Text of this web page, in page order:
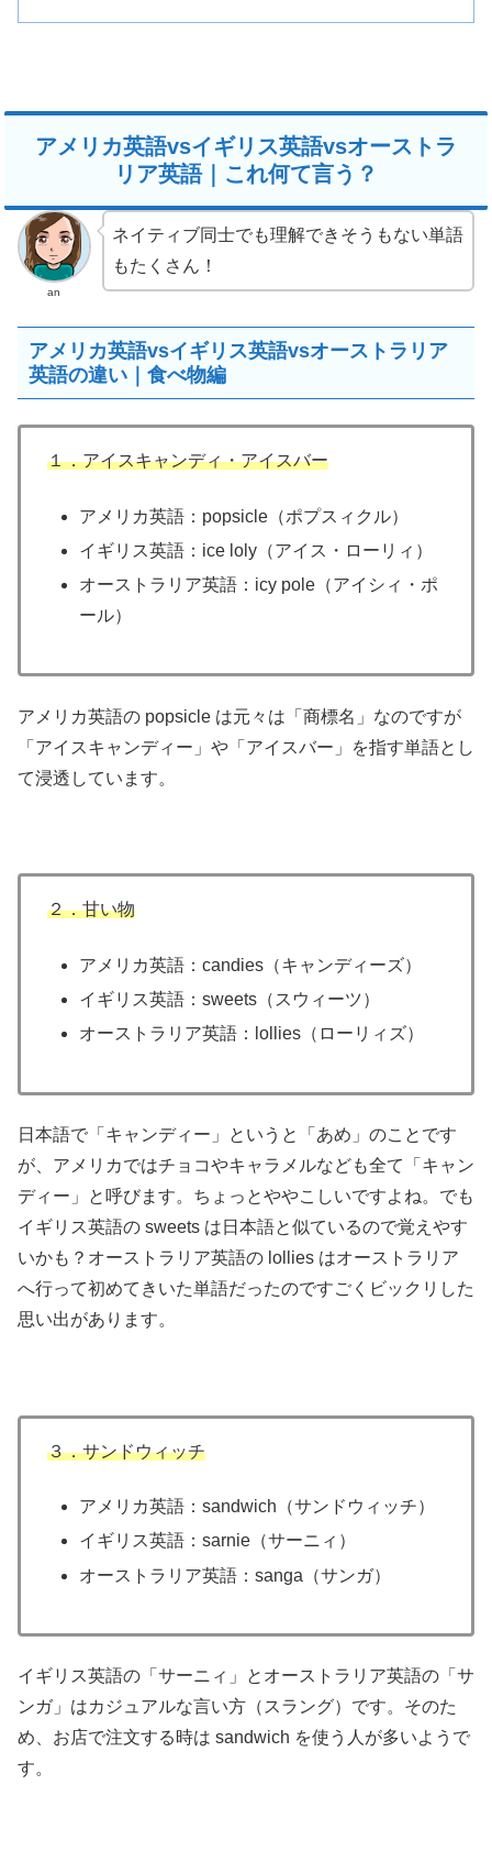
アメリカ英語vsイギリス英語vsオーストラ
リア英語｜これ何て言う？
an
ネイティブ同士でも理解できそうもない単語
もたくさん！
アメリカ英語vsイギリス英語vsオーストラリア
英語の違い｜食べ物編
１．アイスキャンディ・アイスバー
アメリカ英語：popsicle（ポプスィクル）
イギリス英語：ice loly（アイス・ローリィ）
オーストラリア英語：icy pole（アイシィ・ポ
ール）
アメリカ英語の popsicle は元々は「商標名」なのですが
「アイスキャンディー」や「アイスバー」を指す単語とし
て浸透しています。
２．甘い物
アメリカ英語：candies（キャンディーズ）
イギリス英語：sweets（スウィーツ）
オーストラリア英語：lollies（ローリィズ）
日本語で「キャンディー」というと「あめ」のことです
が、アメリカではチョコやキャラメルなども全て「キャン
ディー」と呼びます。ちょっとややこしいですよね。でも
イギリス英語の sweets は日本語と似ているので覚えやす
いかも？オーストラリア英語の lollies はオーストラリア
へ行って初めてきいた単語だったのですごくビックリした
思い出があります。
３．サンドウィッチ
アメリカ英語：sandwich（サンドウィッチ）
イギリス英語：sarnie（サーニィ）
オーストラリア英語：sanga（サンガ）
イギリス英語の「サーニィ」とオーストラリア英語の「サ
ンガ」はカジュアルな言い方（スラング）です。そのた
め、お店で注文する時は sandwich を使う人が多いようで
す。